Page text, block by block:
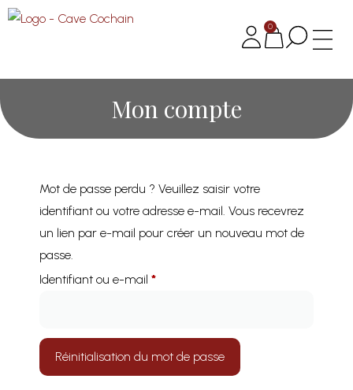
0
Mon compte
Mot de passe perdu ? Veuillez saisir votre
identifiant ou votre adresse e-mail. Vous recevrez
un lien par e-mail pour créer un nouveau mot de
passe.
Identifiant ou e-mail *
Réinitialisation du mot de passe
Panneau de gestion des cookies